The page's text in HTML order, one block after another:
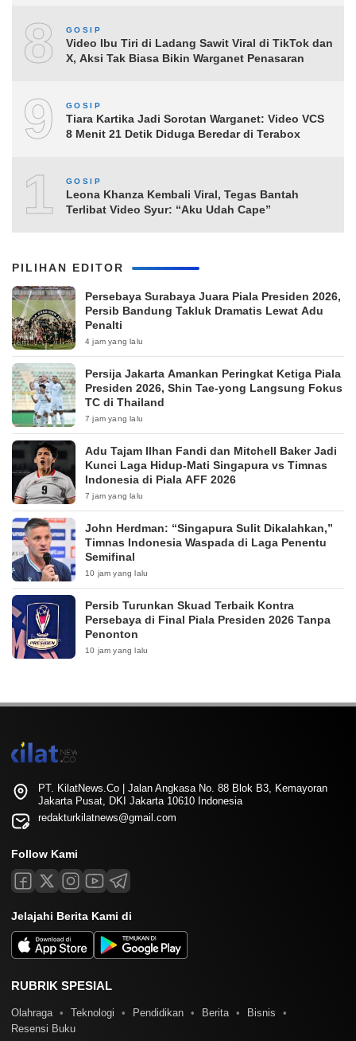
8 GOSIP
Video Ibu Tiri di Ladang Sawit Viral di TikTok dan
X, Aksi Tak Biasa Bikin Warganet Penasaran
9 GOSIP
Tiara Kartika Jadi Sorotan Warganet: Video VCS
8 Menit 21 Detik Diduga Beredar di Terabox
10
GOSIP
Leona Khanza Kembali Viral, Tegas Bantah
Terlibat Video Syur: “Aku Udah Cape”
PILIHAN EDITOR
Persebaya Surabaya Juara Piala Presiden 2026,
Persib Bandung Takluk Dramatis Lewat Adu
Penalti
4 jam yang lalu
Persija Jakarta Amankan Peringkat Ketiga Piala
Presiden 2026, Shin Tae-yong Langsung Fokus
TC di Thailand
7 jam yang lalu
Adu Tajam Ilhan Fandi dan Mitchell Baker Jadi
Kunci Laga Hidup-Mati Singapura vs Timnas
Indonesia di Piala AFF 2026
7 jam yang lalu
John Herdman: “Singapura Sulit Dikalahkan,”
Timnas Indonesia Waspada di Laga Penentu
Semifinal
10 jam yang lalu
Persib Turunkan Skuad Terbaik Kontra
Persebaya di Final Piala Presiden 2026 Tanpa
Penonton
10 jam yang lalu
PT. KilatNews.Co | Jalan Angkasa No. 88 Blok B3, Kemayoran
Jakarta Pusat, DKI Jakarta 10610 Indonesia
redakturkilatnews@gmail.com
Follow Kami
Jelajahi Berita Kami di
RUBRIK SPESIAL
Olahraga Teknologi Pendidikan Berita
Bisnis
Resensi Buku